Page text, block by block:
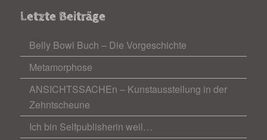
Letzte Beiträge
Belly Bowl Buch – Die Vorgeschichte
Metamorphose
ANSICHTSSACHEn – Kunstausstellung in der
Zehntscheune
Ich bin Selfpublisherin weil…